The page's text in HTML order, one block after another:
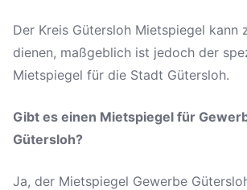
Der Kreis Gütersloh Mietspiegel kann
dienen, maßgeblich ist jedoch der
Mietspiegel für die Stadt Gütersloh.
Gibt es einen Mietspiegel für
Gütersloh?
Ja, der Mietspiegel Gewerbe